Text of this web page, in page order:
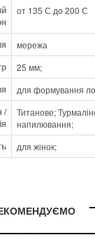
от 135 С до 200 С
мережа
25 мм;
для формування
/
Титанове;
напилювання;
для жінок;